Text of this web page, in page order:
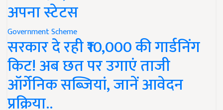
अपना स्टेटस
Government Scheme
सरकार दे रही ₹10,000 की गार्डनिंग
किट! अब छत पर उगाएं ताजी
ऑर्गेनिक सब्जियां, जानें आवेदन
प्रक्रिया..